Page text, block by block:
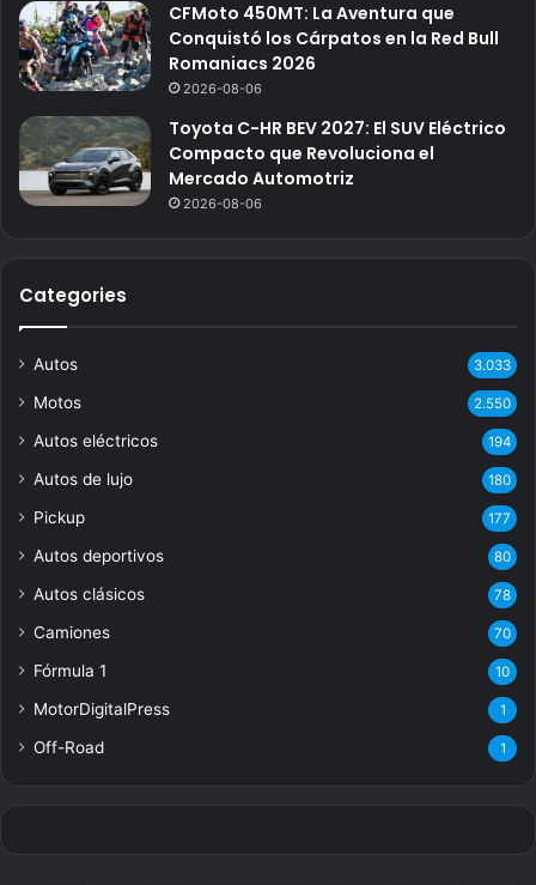
CFMoto 450MT: La Aventura que
Conquistó los Cárpatos en la Red Bull
Romaniacs 2026
2026-08-06
Toyota C-HR BEV 2027: El SUV Eléctrico
Compacto que Revoluciona el
Mercado Automotriz
2026-08-06
Categories
Autos 3.033
Motos 2.550
Autos eléctricos 194
Autos de lujo 180
Pickup 177
Autos deportivos 80
Autos clásicos 78
Camiones 70
Fórmula 1 10
MotorDigitalPress 1
Off-Road 1